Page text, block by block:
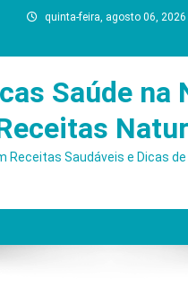
quinta-feira, agosto 06, 2026
Saúde na
Receitas Saudáveis e Dicas